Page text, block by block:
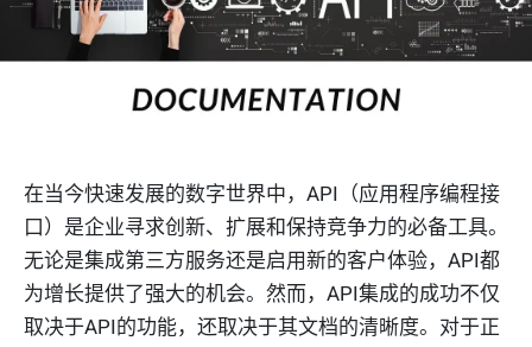
在当今快速发展的数字世界中，API（应用程序编程接
口）是企业寻求创新、扩展和保持竞争力的必备工具。
无论是集成第三方服务还是启用新的客户体验，API都
为增长提供了强大的机会。然而，API集成的成功不仅
取决于API的功能，还取决于其文档的清晰度。对于正